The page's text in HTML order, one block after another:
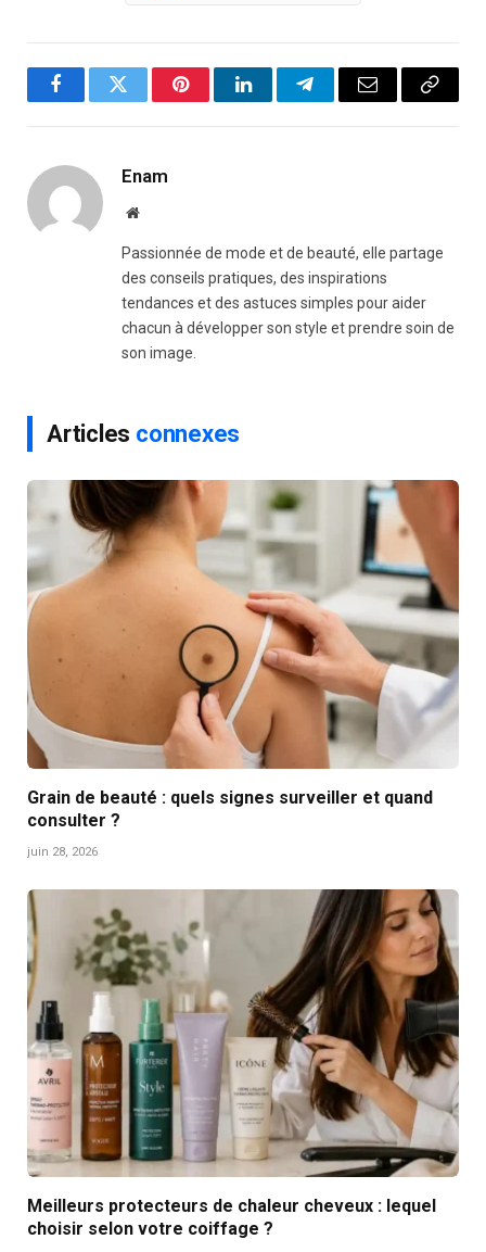
FacebookTwitter PinterestLinkedInTelegramEmail
Copy
Enam
Website
Passionnée de mode et de beauté, elle partage
des conseils pratiques, des inspirations
tendances et des astuces simples pour aider
chacun à développer son style et prendre soin de
son image.
Articles connexes
Grain de beauté : quels signes surveiller et quand
consulter ?
juin 28, 2026
Meilleurs protecteurs de chaleur cheveux : lequel
choisir selon votre coiffage ?